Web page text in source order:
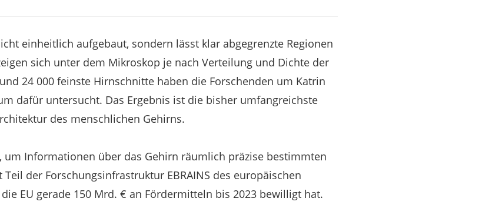
einheitlich aufgebaut, sondern lässt klar abgegrenzte Regionen
sich unter dem Mikroskop je nach Verteilung und Dichte der
24 000 feinste Hirnschnitte haben die Forschenden um Katrin
dafür untersucht. Das Ergebnis ist die bisher umfangreichste
des menschlichen Gehirns.
um Informationen über das Gehirn räumlich präzise bestimmten
der Forschungsinfrastruktur EBRAINS des europäischen
EU gerade 150 Mrd. € an Fördermitteln bis 2023 bewilligt hat.